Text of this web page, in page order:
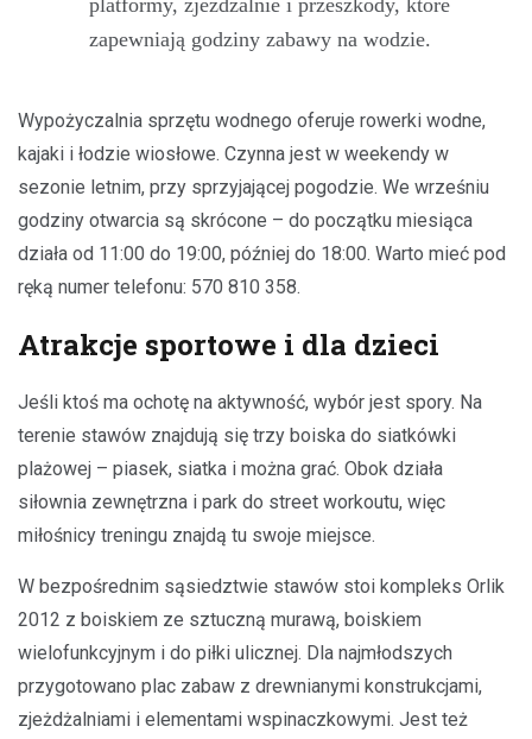
zapewniają godziny zabawy na wodzie.
Wypożyczalnia sprzętu wodnego oferuje rowerki wodne,
kajaki i łodzie wiosłowe. Czynna jest w weekendy w
sezonie letnim, przy sprzyjającej pogodzie. We wrześniu
godziny otwarcia są skrócone – do początku miesiąca
działa od 11:00 do 19:00, później do 18:00. Warto mieć pod
ręką numer telefonu: 570 810 358.
Atrakcje sportowe i dla dzieci
Jeśli ktoś ma ochotę na aktywność, wybór jest spory. Na
terenie stawów znajdują się trzy boiska do siatkówki
plażowej – piasek, siatka i można grać. Obok działa
siłownia zewnętrzna i park do street workoutu, więc
miłośnicy treningu znajdą tu swoje miejsce.
W bezpośrednim sąsiedztwie stawów stoi kompleks Orlik
2012 z boiskiem ze sztuczną murawą, boiskiem
wielofunkcyjnym i do piłki ulicznej. Dla najmłodszych
przygotowano plac zabaw z drewnianymi konstrukcjami,
zjeżdżalniami i elementami wspinaczkowymi. Jest też